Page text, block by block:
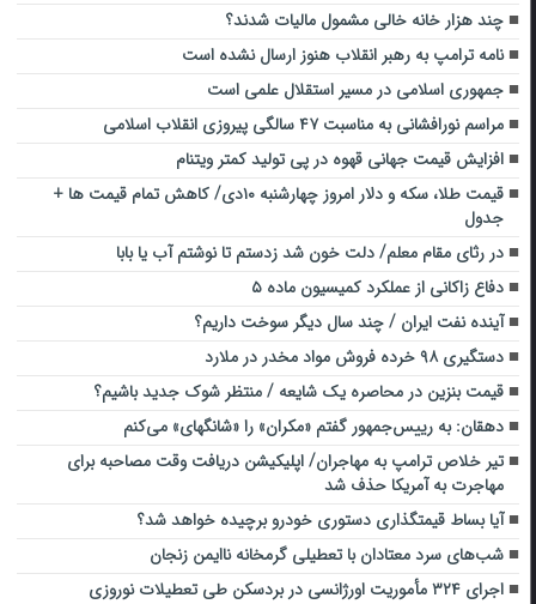
چند هزار خانه خالی مشمول مالیات شدند؟
نامه ترامپ به رهبر انقلاب هنوز ارسال نشده است
جمهوری اسلامی در مسیر استقلال علمی است
مراسم نورافشانی به مناسبت ۴۷ سالگی پیروزی انقلاب اسلامی
افزایش قیمت جهانی قهوه در پی تولید کمتر ویتنام
قیمت طلا، سکه و دلار امروز چهارشنبه ۱۰دی/ کاهش تمام قیمت ها +
جدول
در رثای مقام معلم/ دلت خون شد زدستم تا نوشتم آب یا بابا
دفاع زاکانی از عملکرد کمیسیون ماده ۵
آینده نفت ایران / چند سال دیگر سوخت داریم؟
دستگیری ۹۸ خرده فروش مواد مخدر در ملارد
قیمت بنزین در محاصره یک شایعه / منتظر شوک جدید باشیم؟
دهقان: به رییس‌جمهور گفتم «مکران» را «شانگهای» می‌کنم
تیر خلاص ترامپ به مهاجران/ اپلیکیشن دریافت وقت مصاحبه برای
مهاجرت به آمریکا حذف شد
آیا بساط قیمتگذاری دستوری خودرو برچیده خواهد شد؟
شب‌های سرد معتادان با تعطیلی گرمخانه ناایمن زنجان
اجرای ۳۲۴ مأموریت اورژانسی در بردسکن طی تعطیلات نوروزی